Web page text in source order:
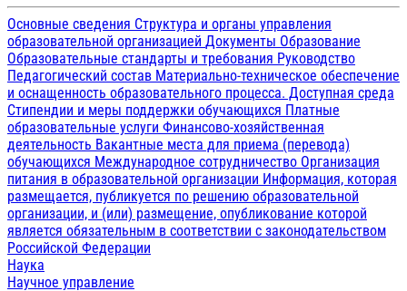
Основные сведения Структура и органы управления
образовательной организацией Документы Образование
Образовательные стандарты и требования Руководство
Педагогический состав Материально-техническое обеспечение
и оснащенность образовательного процесса. Доступная среда
Стипендии и меры поддержки обучающихся Платные
образовательные услуги Финансово-хозяйственная
деятельность Вакантные места для приема (перевода)
обучающихся Международное сотрудничество Организация
питания в образовательной организации Информация, которая
размещается, публикуется по решению образовательной
организации, и (или) размещение, опубликование которой
является обязательным в соответствии с законодательством
Российской Федерации
Наука
Научное управление